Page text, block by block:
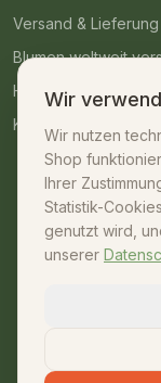
Versand & Lieferung
Blumen weltweit
Häufige Fragen
Kontakt
Kontakt
07042 – 23009
shop@unsere-
Wir
Wir nutzen
Shop
Ihrer
Statistik-
genutzt wird,
unserer